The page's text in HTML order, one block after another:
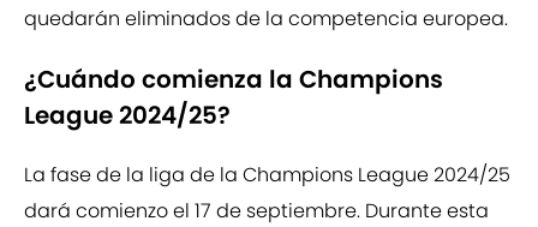
quedarán eliminados de la competencia europea.
¿Cuándo comienza la Champions
League 2024/25?
La fase de la liga de la Champions League 2024/25
dará comienzo el 17 de septiembre. Durante esta